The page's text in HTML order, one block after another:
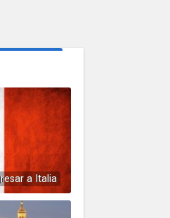
a Italia